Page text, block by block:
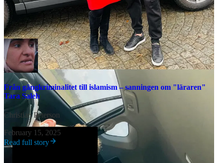
I min dokumentär visade jag bland annat hur hon levde ett lyxliv,
trots att hon då hade över 1,3 miljoner kronor i skulder hos
Kronofogdemyndigheten.
Från gängkriminalitet till islamism – sanningen om "läraren"
Tara Saleh
Christian Peterson
·
February 15, 2025
Read full story
Dagen efter publiceringen beslutade myndigheten att beslagta